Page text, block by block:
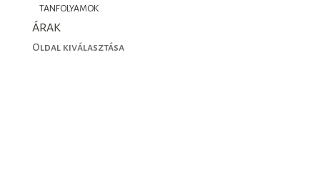
TANFOLYAMOK
ÁRAK
Oldal kiválasztása